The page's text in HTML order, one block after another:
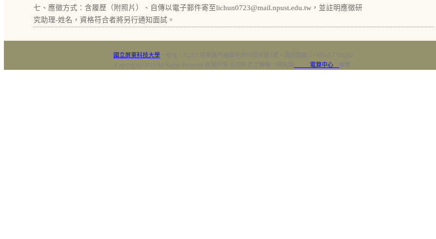
七、應徵方式：含履歷（附照片）、自傳以電子郵件寄至lichun0723@mail.npust.edu.tw，並註明應徵研
究助理-姓名，資格符合者將另行通知面試。
國立屏東科技大學
電算中心